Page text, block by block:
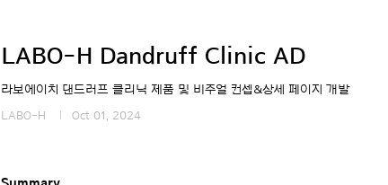
LABO-H Dandruff Clinic AD
라보에이치 댄드러프 클리닉 제품 및 비주얼 컨셉&상세 페이지 개발
LABO-H Oct 01, 2024